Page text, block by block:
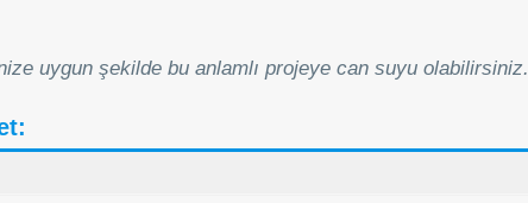
uygun şekilde bu anlamlı projeye can suyu olabilirsiniz.